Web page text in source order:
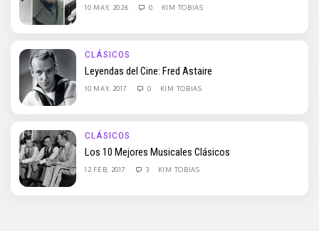
10 MAY, 2026 0 KIM TOBIAS
CLÁSICOS
Leyendas del Cine: Fred Astaire
10 MAY, 2017 0 KIM TOBIAS
CLÁSICOS
Los 10 Mejores Musicales Clásicos
12 FEB, 2017 3 KIM TOBIAS